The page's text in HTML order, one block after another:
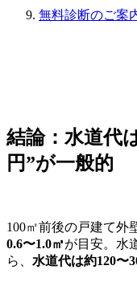
無料診断のご案
結論：水道代
円”が一般的
100㎡前後の戸建て外
0.6〜1.0㎥が目安。水
ら、 水道代は約120〜